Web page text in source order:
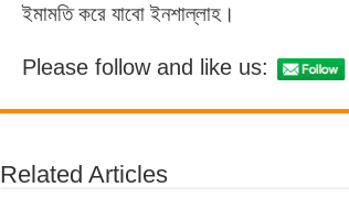
ইমামতি করে যাবো ইনশাল্লাহ।
Please follow and like us:
Related Articles